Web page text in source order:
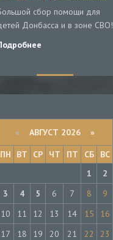
сбор помощи для
Донбасса и в зоне СВО!
« АВГУСТ 2026 »
ПН
ВТ СР ЧТ ПТ СБ
ВС
1
2
3
4 5 6 7 8
9
10
11 12 13 14 15
16
17
18 19 20 21 22
23